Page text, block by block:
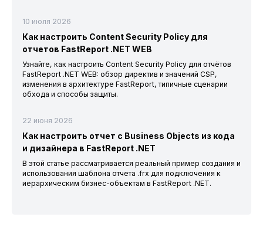
10 июля 2026
Как настроить Content Security Policy для
отчетов FastReport .NET WEB
Узнайте, как настроить Content Security Policy для отчётов
FastReport .NET WEB: обзор директив и значений CSP,
изменения в архитектуре FastReport, типичные сценарии
обхода и способы защиты.
22 июня 2026
Как настроить отчет с Business Objects из кода
и дизайнера в FastReport .NET
В этой статье рассматривается реальный пример создания и
использования шаблона отчета .frx для подключения к
иерархическим бизнес-объектам в FastReport .NET.